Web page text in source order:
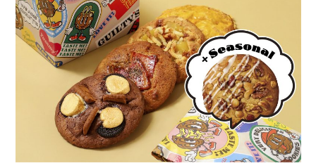
ALL HEARTS MALL オールハーツ・モール
OGGI ONLINE STORE オッジオンラインストア